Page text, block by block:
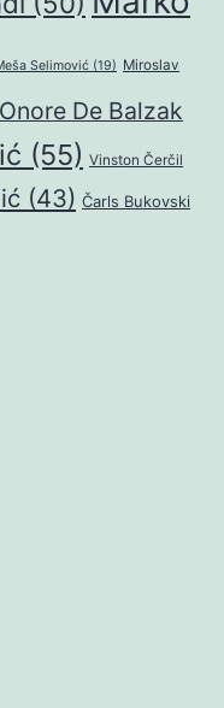
Selimović (19) Miroslav
Onore De Balzak
(55) Vinston Čerčil
(43) Čarls Bukovski